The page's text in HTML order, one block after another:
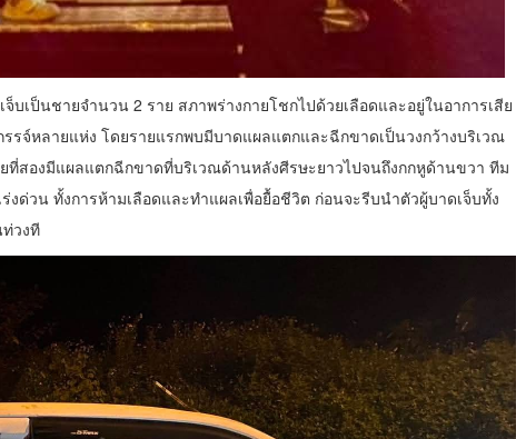
จ็บเป็นชายจำนวน 2 ราย สภาพร่างกายโชกไปด้วยเลือดและอยู่ในอาการเสีย
รจ์หลายแห่ง โดยรายแรกพบมีบาดแผลแตกและฉีกขาดเป็นวงกว้างบริเวณ
ที่สองมีแผลแตกฉีกขาดที่บริเวณด้านหลังศีรษะยาวไปจนถึงกกหูด้านขวา ทีม
งด่วน ทั้งการห้ามเลือดและทำแผลเพื่อยื้อชีวิต ก่อนจะรีบนำตัวผู้บาดเจ็บทั้ง
วงที